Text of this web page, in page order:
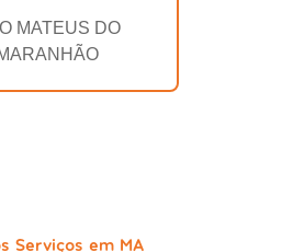
MATEUS DO
Serviços em MA